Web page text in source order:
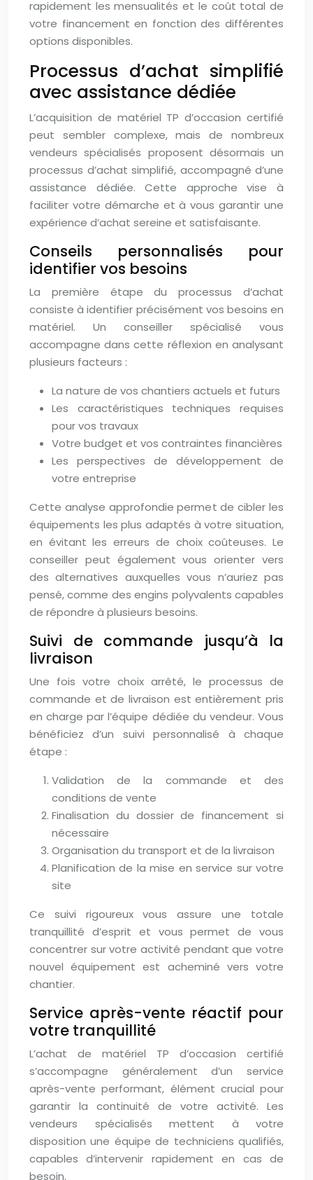
rapidement les mensualités et le coût total de
votre financement en fonction des différentes
options disponibles.
Processus d’achat simplifié
avec assistance dédiée
L’acquisition de matériel TP d’occasion certifié
peut sembler complexe, mais de nombreux
vendeurs spécialisés proposent désormais un
processus d’achat simplifié, accompagné d’une
assistance dédiée. Cette approche vise à
faciliter votre démarche et à vous garantir une
expérience d’achat sereine et satisfaisante.
Conseils personnalisés pour
identifier vos besoins
La première étape du processus d’achat
consiste à identifier précisément vos besoins en
matériel. Un conseiller spécialisé vous
accompagne dans cette réflexion en analysant
plusieurs facteurs :
La nature de vos chantiers actuels et futurs
Les caractéristiques techniques requises
pour vos travaux
Votre budget et vos contraintes financières
Les perspectives de développement de
votre entreprise
Cette analyse approfondie permet de cibler les
équipements les plus adaptés à votre situation,
en évitant les erreurs de choix coûteuses. Le
conseiller peut également vous orienter vers
des alternatives auxquelles vous n’auriez pas
pensé, comme des engins polyvalents capables
de répondre à plusieurs besoins.
Suivi de commande jusqu’à la
livraison
Une fois votre choix arrêté, le processus de
commande et de livraison est entièrement pris
en charge par l’équipe dédiée du vendeur. Vous
bénéficiez d’un suivi personnalisé à chaque
étape :
Validation de la commande et des
conditions de vente
Finalisation du dossier de financement si
nécessaire
Organisation du transport et de la livraison
Planification de la mise en service sur votre
site
Ce suivi rigoureux vous assure une totale
tranquillité d’esprit et vous permet de vous
concentrer sur votre activité pendant que votre
nouvel équipement est acheminé vers votre
chantier.
Service après-vente réactif pour
votre tranquillité
L’achat de matériel TP d’occasion certifié
s’accompagne généralement d’un service
après-vente performant, élément crucial pour
garantir la continuité de votre activité. Les
vendeurs spécialisés mettent à votre
disposition une équipe de techniciens qualifiés,
capables d’intervenir rapidement en cas de
besoin.